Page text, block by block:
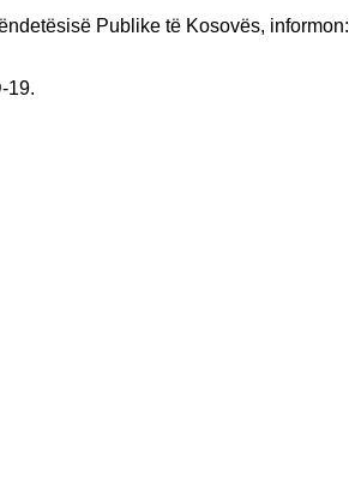
Publike të Kosovës, informon:
19.